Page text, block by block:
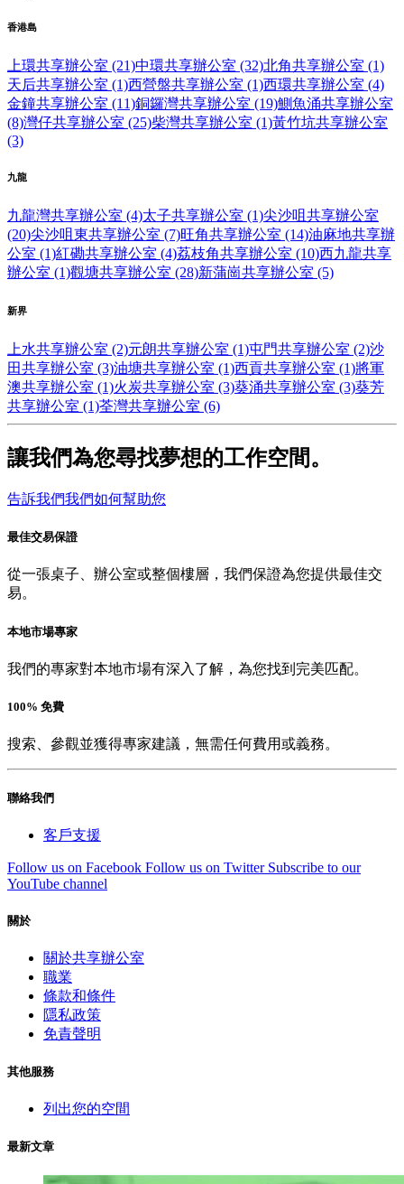
香港島
上環共享辦公室 (21)中環共享辦公室 (32)北角共享辦公室 (1)
天后共享辦公室 (1)西營盤共享辦公室 (1)西環共享辦公室 (4)
金鐘共享辦公室 (11)銅鑼灣共享辦公室 (19)鰂魚涌共享辦公室
(8)灣仔共享辦公室 (25)柴灣共享辦公室 (1)黃竹坑共享辦公室
(3)
九龍
九龍灣共享辦公室 (4)太子共享辦公室 (1)尖沙咀共享辦公室
(20)尖沙咀東共享辦公室 (7)旺角共享辦公室 (14)油麻地共享辦
公室 (1)紅磡共享辦公室 (4)荔枝角共享辦公室 (10)西九龍共享
辦公室 (1)觀塘共享辦公室 (28)新蒲崗共享辦公室 (5)
新界
上水共享辦公室 (2)元朗共享辦公室 (1)屯門共享辦公室 (2)沙
田共享辦公室 (3)油塘共享辦公室 (1)西貢共享辦公室 (1)將軍
澳共享辦公室 (1)火炭共享辦公室 (3)葵涌共享辦公室 (3)葵芳
共享辦公室 (1)荃灣共享辦公室 (6)
讓我們為您尋找夢想的工作空間。
告訴我們我們如何幫助您
最佳交易保證
從一張桌子、辦公室或整個樓層，我們保證為您提供最佳交
易。
本地市場專家
我們的專家對本地市場有深入了解，為您找到完美匹配。
100% 免費
搜索、參觀並獲得專家建議，無需任何費用或義務。
聯絡我們
客戶支援
Follow us on Facebook Follow us on Twitter Subscribe to our
YouTube channel
關於
關於共享辦公室
職業
條款和條件
隱私政策
免責聲明
其他服務
列出您的空間
最新文章